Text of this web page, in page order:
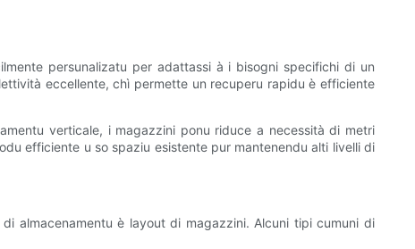
persunalizatu per adattassi à i bisogni specifichi di un
eccellente, chì permette un recuperu rapidu è efficiente
verticale, i magazzini ponu riduce a necessità di metri
efficiente u so spaziu esistente pur mantenendu alti livelli di
almacenamentu è layout di magazzini. Alcuni tipi cumuni di